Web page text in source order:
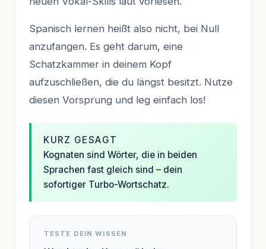
Spanisch lernen heißt also nicht, bei Null
anzufangen. Es geht darum, eine
Schatzkammer in deinem Kopf
aufzuschließen, die du längst besitzt. Nutze
diesen Vorsprung und leg einfach los!
KURZ GESAGT
Kognaten sind Wörter, die in beiden
Sprachen fast gleich sind – dein
sofortiger Turbo-Wortschatz.
TESTE DEIN WISSEN